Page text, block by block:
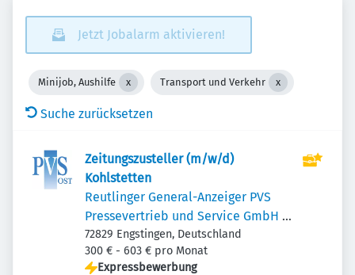
Jetzt Jobalarm aktivieren!
Minijob, Aushilfe Transport und Verkehr
Suche zurücksetzen
Zeitungszusteller (m/w/d)
Kohlstetten
Reutlinger General-Anzeiger PVS
Pressevertrieb und Service GmbH &
Co. KG Ost
72829 Engstingen, Deutschland
300 € - 603 € pro Monat
Expressbewerbung